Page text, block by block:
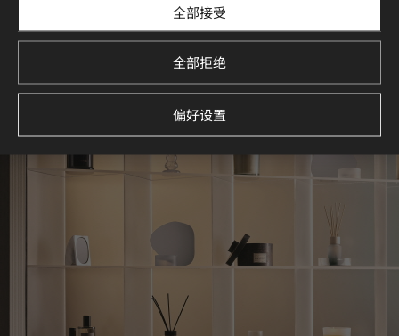
全部接受
全部拒绝
偏好设置